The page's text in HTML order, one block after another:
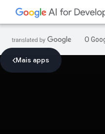
O
Mais apps